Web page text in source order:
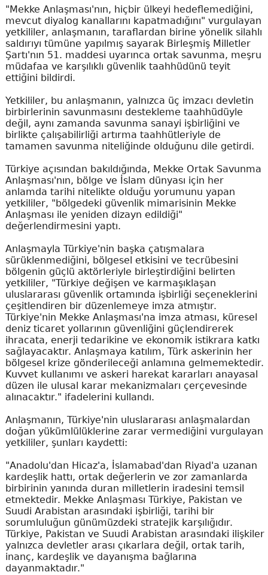
"Mekke Anlaşması'nın, hiçbir ülkeyi hedeflemediğini,
mevcut diyalog kanallarını kapatmadığını" vurgulayan
yetkililer, anlaşmanın, taraflardan birine yönelik silahlı
saldırıyı tümüne yapılmış sayarak Birleşmiş Milletler
Şartı'nın 51. maddesi uyarınca ortak savunma, meşru
müdafaa ve karşılıklı güvenlik taahhüdünü teyit
ettiğini bildirdi.
Yetkililer, bu anlaşmanın, yalnızca üç imzacı devletin
birbirlerinin savunmasını destekleme taahhüdüyle
değil, aynı zamanda savunma sanayi işbirliğini ve
birlikte çalışabilirliği artırma taahhütleriyle de
tamamen savunma niteliğinde olduğunu dile getirdi.
Türkiye açısından bakıldığında, Mekke Ortak Savunma
Anlaşması'nın, bölge ve İslam dünyası için her
anlamda tarihi nitelikte olduğu yorumunu yapan
yetkililer, "bölgedeki güvenlik mimarisinin Mekke
Anlaşması ile yeniden dizayn edildiği"
değerlendirmesini yaptı.
Anlaşmayla Türkiye'nin başka çatışmalara
sürüklenmediğini, bölgesel etkisini ve tecrübesini
bölgenin güçlü aktörleriyle birleştirdiğini belirten
yetkililer, "Türkiye değişen ve karmaşıklaşan
uluslararası güvenlik ortamında işbirliği seçeneklerini
çeşitlendiren bir düzenlemeye imza atmıştır.
Türkiye'nin Mekke Anlaşması'na imza atması, küresel
deniz ticaret yollarının güvenliğini güçlendirerek
ihracata, enerji tedarikine ve ekonomik istikrara katkı
sağlayacaktır. Anlaşmaya katılım, Türk askerinin her
bölgesel krize gönderileceği anlamına gelmemektedir.
Kuvvet kullanımı ve askeri harekat kararları anayasal
düzen ile ulusal karar mekanizmaları çerçevesinde
alınacaktır." ifadelerini kullandı.
Anlaşmanın, Türkiye'nin uluslararası anlaşmalardan
doğan yükümlülüklerine zarar vermediğini vurgulayan
yetkililer, şunları kaydetti:
"Anadolu'dan Hicaz'a, İslamabad'dan Riyad'a uzanan
kardeşlik hattı, ortak değerlerin ve zor zamanlarda
birbirinin yanında duran milletlerin iradesini temsil
etmektedir. Mekke Anlaşması Türkiye, Pakistan ve
Suudi Arabistan arasındaki işbirliği, tarihi bir
sorumluluğun günümüzdeki stratejik karşılığıdır.
Türkiye, Pakistan ve Suudi Arabistan arasındaki ilişkiler
yalnızca devletler arası çıkarlara değil, ortak tarih,
inanç, kardeşlik ve dayanışma bağlarına
dayanmaktadır."